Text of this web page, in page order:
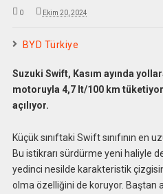
0 Ekim 20, 2024
BYD Türkiye
Suzuki Swift, Kasım ayında
motoruyla 4,7 lt/100 km
açılıyor.
Küçük sınıftaki Swift sınıfının en
Bu istikrarı sürdürme yeni haliyle
yedinci nesilde karakteristik
olma özelliğini de koruyor. Baştan